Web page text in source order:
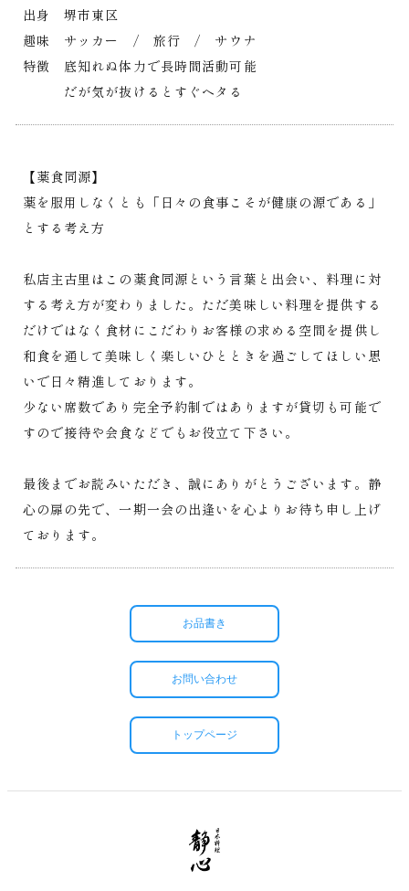
出身 堺市東区
趣味 サッカー / 旅行 / サウナ
特徴 底知れぬ体力で長時間活動可能
だが気が抜けるとすぐヘタる
【薬食同源】
薬を服用しなくとも「日々の食事こそが健康の源である」
とする考え方
私店主古里はこの薬食同源という言葉と出会い、料理に対
する考え方が変わりました。ただ美味しい料理を提供する
だけではなく食材にこだわりお客様の求める空間を提供し
和食を通して美味しく楽しいひとときを過ごしてほしい思
いで日々精進しております。
少ない席数であり完全予約制ではありますが貸切も可能で
すので接待や会食などでもお役立て下さい。
最後までお読みいただき、誠にありがとうございます。静
心の扉の先で、一期一会の出逢いを心よりお待ち申し上げ
ております。
お品書き
お問い合わせ
トップページ